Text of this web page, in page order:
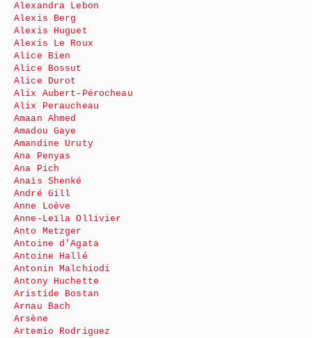
Alexandra Lebon
Alexis Berg
Alexis Huguet
Alexis Le Roux
Alice Bien
Alice Bossut
Alice Durot
Alix Aubert-Pérocheau
Alix Peraucheau
Amaan Ahmed
Amadou Gaye
Amandine Uruty
Ana Penyas
Ana Pich
Anaïs Shenké
André Gill
Anne Loève
Anne-Leïla Ollivier
Anto Metzger
Antoine d’Agata
Antoine Hallé
Antonin Malchiodi
Antony Huchette
Aristide Bostan
Arnau Bach
Arsène
Artemio Rodriguez